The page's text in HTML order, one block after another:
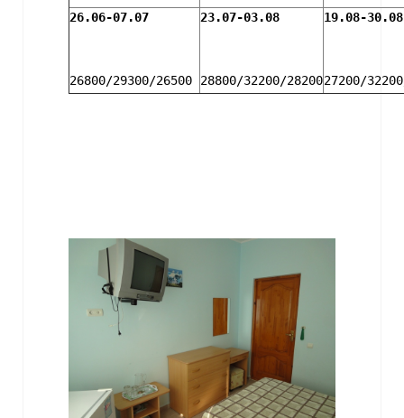
26.06-07.07
26800/29300/26500
23.07-03.08
28800/32200/28200
19.08-30.08
27200/